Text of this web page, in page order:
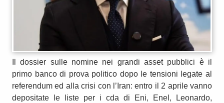
Il dossier sulle nomine nei grandi asset pubblici è il
primo banco di prova politico dopo le tensioni legate al
referendum ed alla crisi con l’Iran: entro il 2 aprile vanno
depositate le liste per i cda di Eni, Enel, Leonardo,